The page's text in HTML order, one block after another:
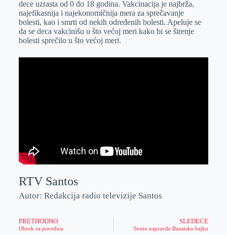
r
n
A
p
p
i
l
dece uzrasta od 0 do 18 godina. Vakcinacija je najbrža,
najefikasnija i najekonomičnija mera za sprečavanje
bolesti, kao i smrti od nekih određenih bolesti. Apeluje se
da se deca vakcinišu u što većoj meri kako bi se širenje
bolesti sprečilo u što većoj meri.
RTV Santos
Autor: Redakcija radio televizije Santos
PRETHODNO
Obrok za porodicu
SLEDEĆE
Sestre napravile Banatsku bajku